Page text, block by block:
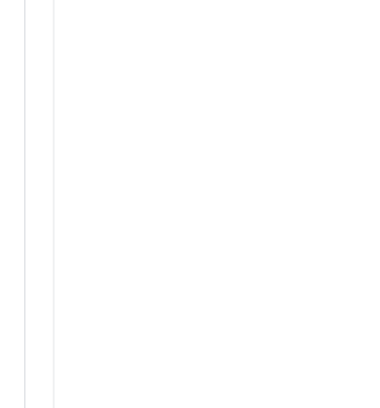
com-android-car-